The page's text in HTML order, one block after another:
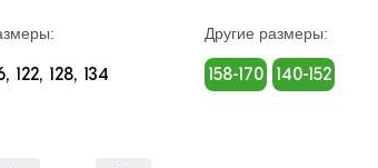
122 128 134
Другие размеры:
158-170 140-152